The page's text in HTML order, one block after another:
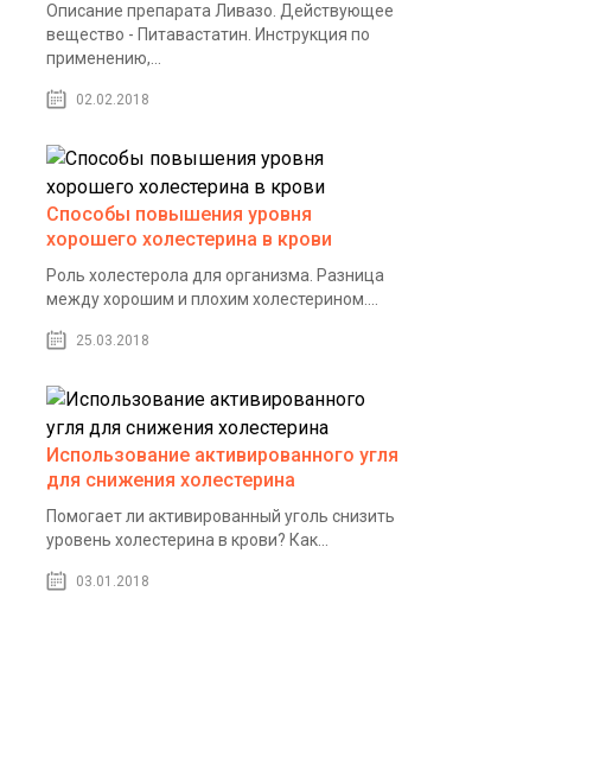
Описание препарата Ливазо. Действующее
вещество - Питавастатин. Инструкция по
применению,...
02.02.2018
Способы повышения уровня
хорошего холестерина в крови
Роль холестерола для организма. Разница
между хорошим и плохим холестерином....
25.03.2018
Использование активированного угля
для снижения холестерина
Помогает ли активированный уголь снизить
уровень холестерина в крови? Как...
03.01.2018